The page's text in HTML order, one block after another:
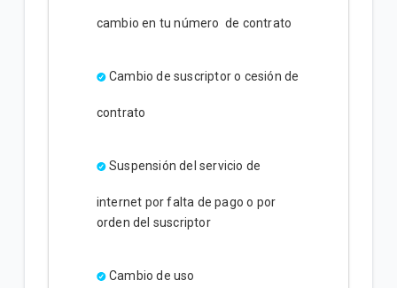
cambio en tu número de contrato
Cambio de suscriptor o cesión de
contrato
Suspensión del servicio de
internet por falta de pago o por
orden del suscriptor
Cambio de uso